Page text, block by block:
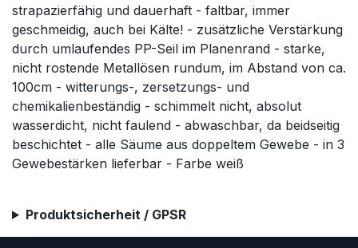
strapazierfähig und dauerhaft - faltbar, immer
geschmeidig, auch bei Kälte! - zusätzliche Verstärkung
durch umlaufendes PP-Seil im Planenrand - starke,
nicht rostende Metallösen rundum, im Abstand von ca.
100cm - witterungs-, zersetzungs- und
chemikalienbeständig - schimmelt nicht, absolut
wasserdicht, nicht faulend - abwaschbar, da beidseitig
beschichtet - alle Säume aus doppeltem Gewebe - in 3
Gewebestärken lieferbar - Farbe weiß
Produktsicherheit / GPSR